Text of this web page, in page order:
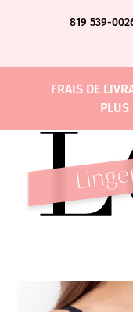
819 539-
FRAIS DE
PLUS